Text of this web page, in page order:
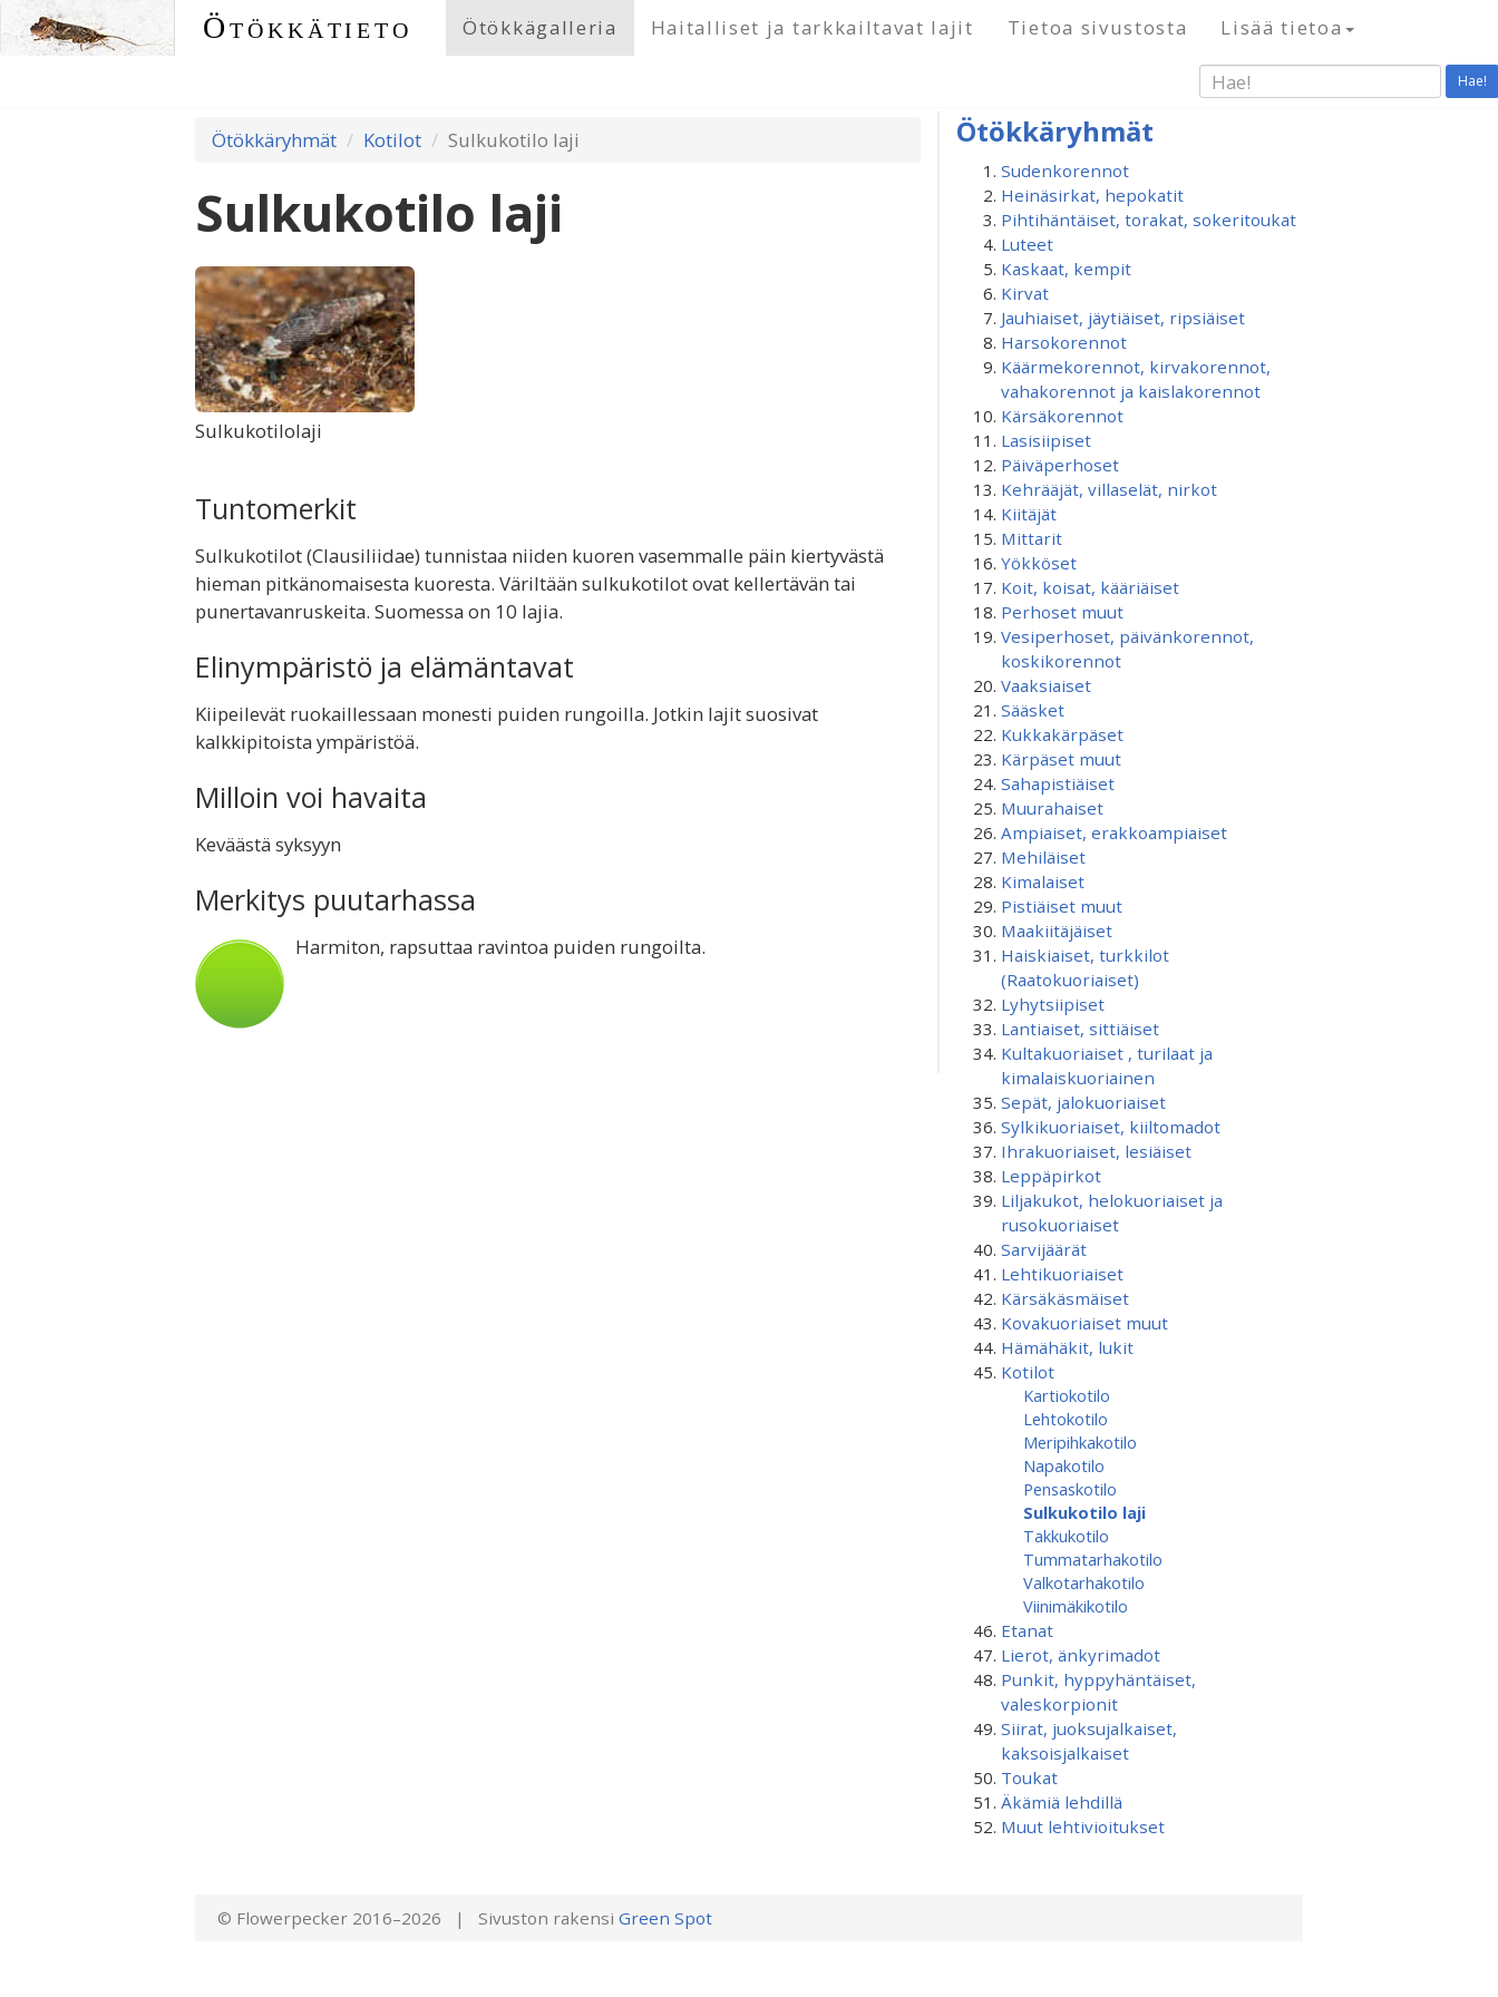
Ötökkätieto Ötökkägalleria Haitalliset ja tarkkailtavat lajit Tietoa sivustosta Lisää tietoa
Hae!
Ötökkäryhmät Kotilot Sulkukotilo laji
Sulkukotilo laji
Sulkukotilolaji
Tuntomerkit
Sulkukotilot (Clausiliidae) tunnistaa niiden kuoren vasemmalle päin kiertyvästä
hieman pitkänomaisesta kuoresta. Väriltään sulkukotilot ovat kellertävän tai
punertavanruskeita. Suomessa on 10 lajia.
Elinympäristö ja elämäntavat
Kiipeilevät ruokaillessaan monesti puiden rungoilla. Jotkin lajit suosivat
kalkkipitoista ympäristöä.
Milloin voi havaita
Keväästä syksyyn
Merkitys puutarhassa
Harmiton, rapsuttaa ravintoa puiden rungoilta.
Ötökkäryhmät
Sudenkorennot
Heinäsirkat, hepokatit
Pihtihäntäiset, torakat, sokeritoukat
Luteet
Kaskaat, kempit
Kirvat
Jauhiaiset, jäytiäiset, ripsiäiset
Harsokorennot
Käärmekorennot, kirvakorennot,
vahakorennot ja kaislakorennot
Kärsäkorennot
Lasisiipiset
Päiväperhoset
Kehrääjät, villaselät, nirkot
Kiitäjät
Mittarit
Yökköset
Koit, koisat, kääriäiset
Perhoset muut
Vesiperhoset, päivänkorennot,
koskikorennot
Vaaksiaiset
Sääsket
Kukkakärpäset
Kärpäset muut
Sahapistiäiset
Muurahaiset
Ampiaiset, erakkoampiaiset
Mehiläiset
Kimalaiset
Pistiäiset muut
Maakiitäjäiset
Haiskiaiset, turkkilot
(Raatokuoriaiset)
Lyhytsiipiset
Lantiaiset, sittiäiset
Kultakuoriaiset , turilaat ja
kimalaiskuoriainen
Sepät, jalokuoriaiset
Sylkikuoriaiset, kiiltomadot
Ihrakuoriaiset, lesiäiset
Leppäpirkot
Liljakukot, helokuoriaiset ja
rusokuoriaiset
Sarvijäärät
Lehtikuoriaiset
Kärsäkäsmäiset
Kovakuoriaiset muut
Hämähäkit, lukit
Kotilot
Kartiokotilo
Lehtokotilo
Meripihkakotilo
Napakotilo
Pensaskotilo
Sulkukotilo laji
Takkukotilo
Tummatarhakotilo
Valkotarhakotilo
Viinimäkikotilo
Etanat
Lierot, änkyrimadot
Punkit, hyppyhäntäiset,
valeskorpionit
Siirat, juoksujalkaiset,
kaksoisjalkaiset
Toukat
Äkämiä lehdillä
Muut lehtivioitukset
© Flowerpecker 2016–2026 | Sivuston rakensi Green Spot